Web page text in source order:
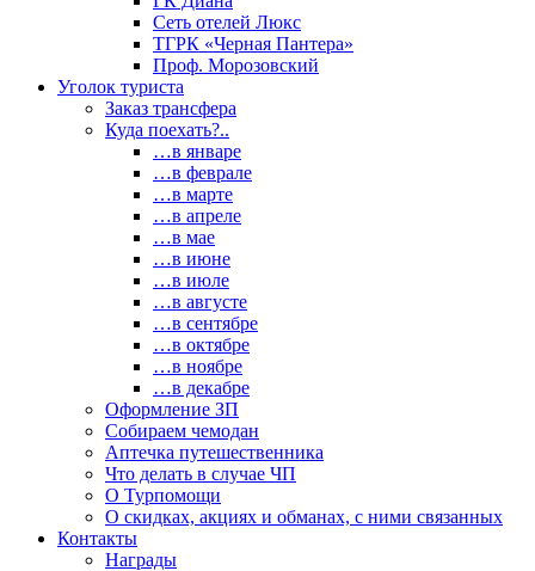
Сеть отелей Люкс
ТГРК «Черная Пантера»
Проф. Морозовский
Уголок туриста
Заказ трансфера
Куда поехать?..
…в январе
…в феврале
…в марте
…в апреле
…в мае
…в июне
…в июле
…в августе
…в сентябре
…в октябре
…в ноябре
…в декабре
Оформление ЗП
Собираем чемодан
Аптечка путешественника
Что делать в случае ЧП
О Турпомощи
О скидках, акциях и обманах, с ними связанных
Контакты
Награды